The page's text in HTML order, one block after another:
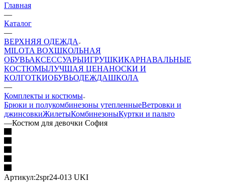
Главная
—
Каталог
—
ВЕРХНЯЯ ОДЕЖДА
MILOTA BOXШКОЛЬНАЯ
ОБУВЬАКСЕССУАРЫИГРУШКИКАРНАВАЛЬНЫЕ
КОСТЮМЫЛУЧШАЯ ЦЕНАНОСКИ И
КОЛГОТКИОБУВЬОДЕЖДАШКОЛА
—
Комплекты и костюмы
Брюки и полукомбинезоны утепленныеВетровки и
джинсовкиЖилетыКомбинезоныКуртки и пальто
—Костюм для девочки София
Артикул:2spr24-013 UKI